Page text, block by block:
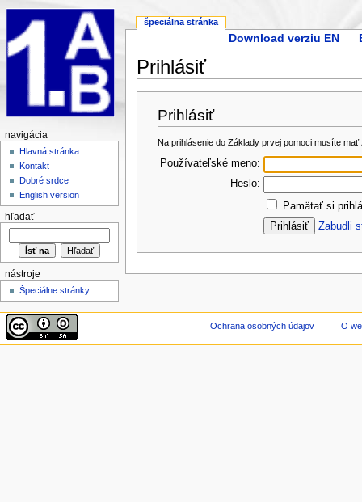
Download verziu EN
Prihlásiť
Prihlásiť
Na prihlásenie do Základy prvej pomoci musíte
Používateľské meno:
Heslo:
Pamätať si
Zabudli
špeciálna stránka
navigácia
Hlavná stránka
Kontakt
Dobré srdce
English version
hľadať
nástroje
Špeciálne stránky
Ochrana osobných údajov O